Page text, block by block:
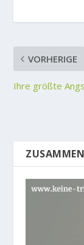
VORHERIGE
Ihre größte